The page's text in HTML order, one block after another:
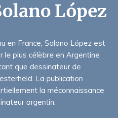
López
en France, Solano López est
plus célèbre en Argentine
que dessinateur de
La publication
la méconnaissance
argentin.